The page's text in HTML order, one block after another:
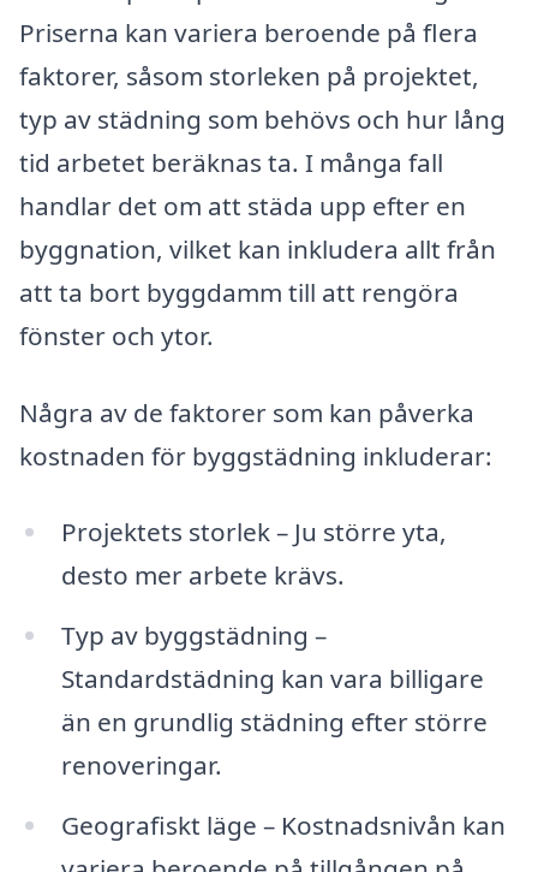
Priserna kan variera beroende på flera
faktorer, såsom storleken på projektet,
typ av städning som behövs och hur lång
tid arbetet beräknas ta. I många fall
handlar det om att städa upp efter en
byggnation, vilket kan inkludera allt från
att ta bort byggdamm till att rengöra
fönster och ytor.
Några av de faktorer som kan påverka
kostnaden för byggstädning inkluderar:
Projektets storlek – Ju större yta,
desto mer arbete krävs.
Typ av byggstädning –
Standardstädning kan vara billigare
än en grundlig städning efter större
renoveringar.
Geografiskt läge – Kostnadsnivån kan